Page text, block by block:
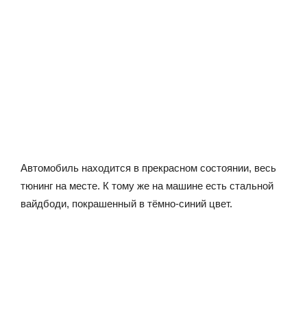
Автомобиль находится в прекрасном состоянии, весь
тюнинг на месте. К тому же на машине есть стальной
вайдбоди, покрашенный в тёмно-синий цвет.